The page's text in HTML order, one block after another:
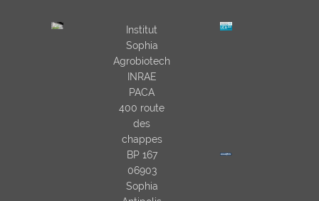
Institut
Sophia
Agrobiotech
INRAE
PACA
400 route
des
chappes
BP 167
06903
Sophia